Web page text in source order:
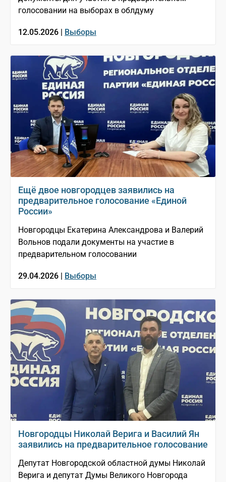
голосовании на выборах в облдуму
12.05.2026 | Выборы
Ещё двое новгородцев заявились на
предварительное голосование «Единой
России»
Новгородцы Екатерина Александрова и Валерий
Вольнов подали документы на участие в
предварительном голосовании
29.04.2026 | Выборы
Новгородцы Николай Верига и Василий Ян
заявились на предварительное голосование
Депутат Новгородской областной думы Николай
Верига и депутат Думы Великого Новгорода